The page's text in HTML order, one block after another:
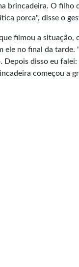
brincadeira. O
porca", disse o
filmou a
ele no final da
Depois disso eu
começou a